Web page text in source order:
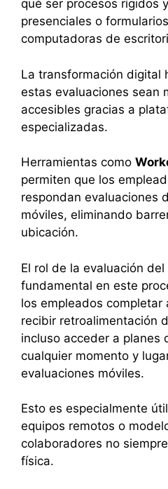
qué ser procesos rígidos
presenciales o
computadoras de
La transformación digital
estas evaluaciones sean
accesibles gracias a
especializadas.
Herramientas como
permiten que los
respondan evaluaciones
móviles, eliminando
ubicación.
El rol de la evaluación
fundamental en este
los empleados completar
recibir retroalimentación
incluso acceder a planes
cualquier momento y
evaluaciones móviles.
Esto es especialmente
equipos remotos o
colaboradores no
física.